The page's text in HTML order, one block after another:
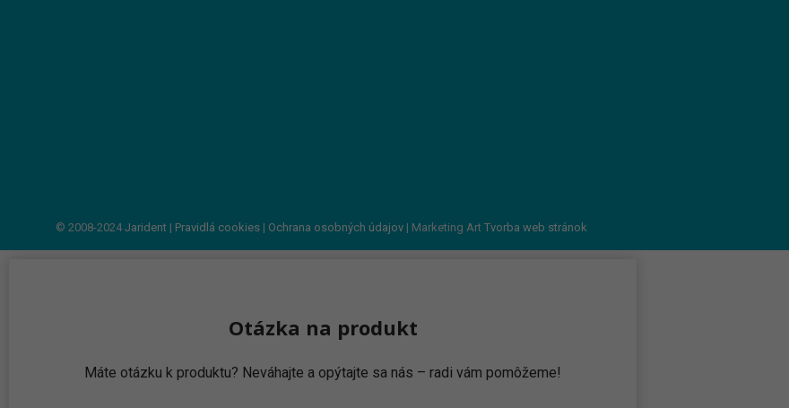
© 2008-2024Jarident | Pravidlá cookies | Ochrana osobných údajov | Marketing Art Tvorba web stránok
Otázka na produkt
Máte otázku k produktu? Neváhajte a opýtajte sa nás – radi vám pomôžeme!